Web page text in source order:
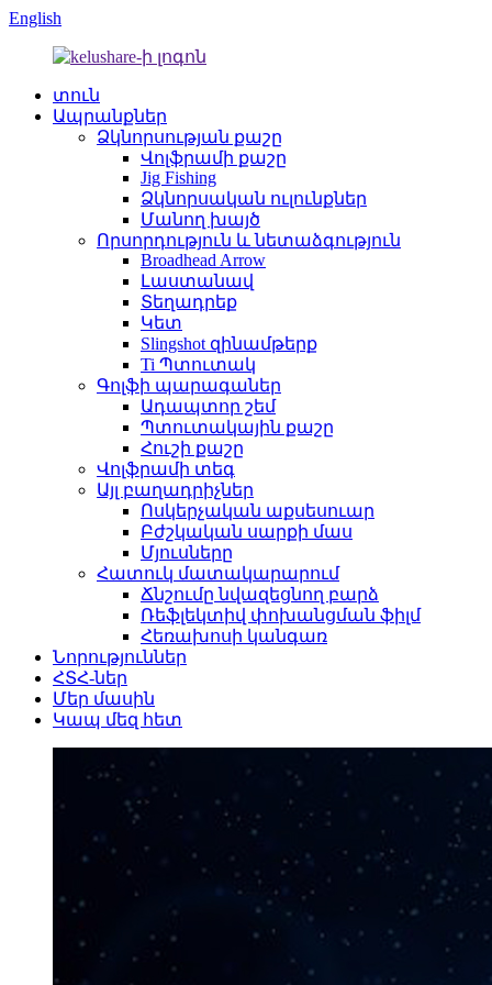
English
տուն
Ապրանքներ
Ձկնորսության քաշը
Վոլֆրամի քաշը
Jig Fishing
Ձկնորսական ուլունքներ
Մանող խայծ
Որսորդություն և նետաձգություն
Broadhead Arrow
Լաստանավ
Տեղադրեք
Կետ
Slingshot զինամթերք
Ti Պտուտակ
Գոլֆի պարագաներ
Ադապտոր շեմ
Պտուտակային քաշը
Հուշի քաշը
Վոլֆրամի տեգ
Այլ բաղադրիչներ
Ոսկերչական աքսեսուար
Բժշկական սարքի մաս
Մյուսները
Հատուկ մատակարարում
Ճնշումը նվազեցնող բարձ
Ռեֆլեկտիվ փոխանցման ֆիլմ
Հեռախոսի կանգառ
Նորություններ
ՀՏՀ-ներ
Մեր մասին
Կապ մեզ հետ